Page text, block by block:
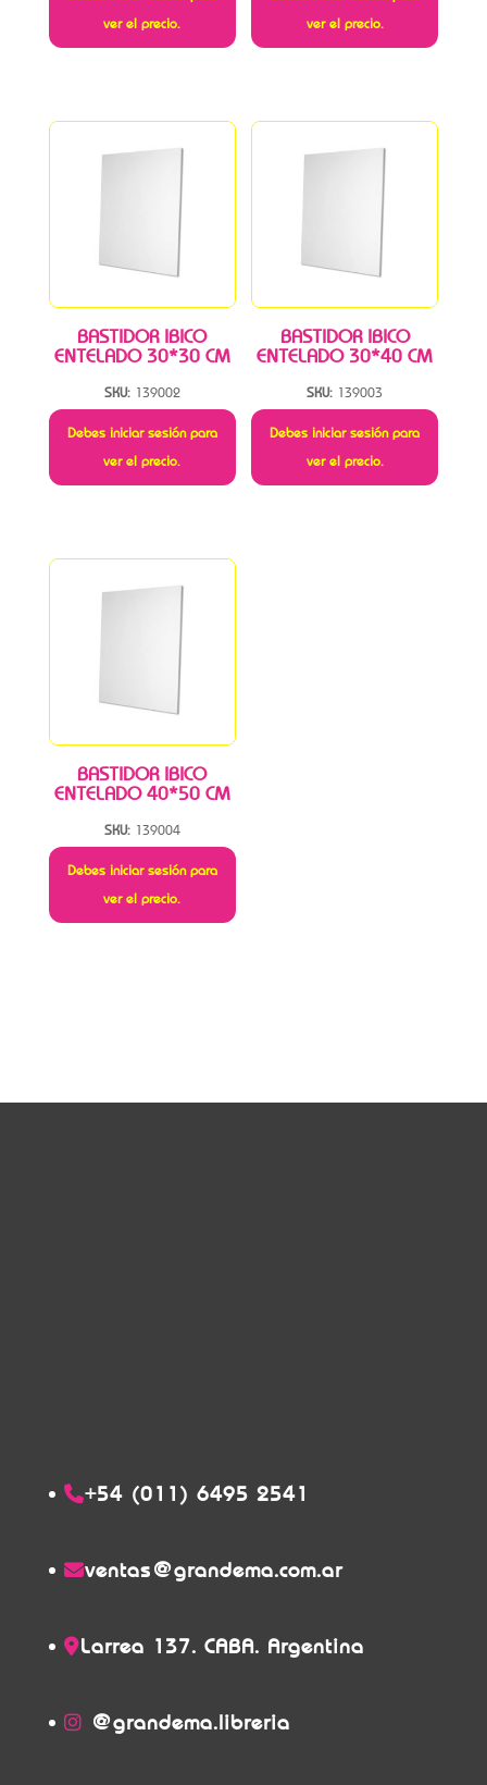
ver el precio.
ver el precio.
BASTIDOR IBICO
ENTELADO 30*30 CM
SKU: 139002
Debes iniciar sesión para
ver el precio.
BASTIDOR IBICO
ENTELADO 30*40 CM
SKU: 139003
Debes iniciar sesión para
ver el precio.
BASTIDOR IBICO
ENTELADO 40*50 CM
SKU: 139004
Debes iniciar sesión para
ver el precio.
+54 (011) 6495 2541
ventas@grandema.com.ar
Larrea 137. CABA. Argentina
@grandema.libreria